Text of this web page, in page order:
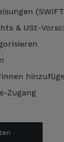
& USt-
Zugang